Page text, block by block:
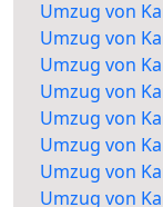
Umzug von
Umzug von
Umzug von
Umzug von
Umzug von
Umzug von
Umzug von
Umzug von